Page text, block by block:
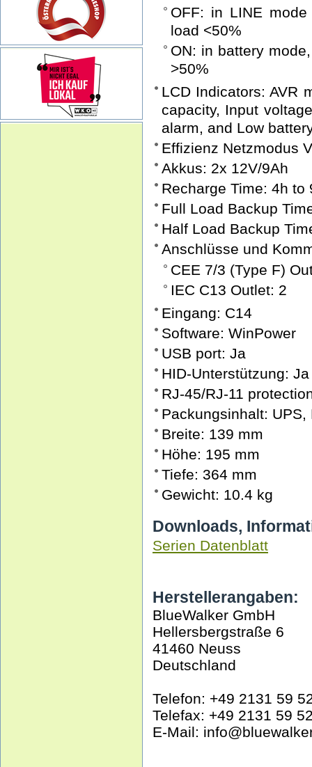
OFF: in LINE
load <50%
ON: in battery
>50%
LCD Indicators: AVR
capacity, Input
alarm, and Low
Effizienz Netzmodus
Akkus: 2x 12V/9Ah
Recharge Time: 4h to
Full Load Backup
Half Load Backup
Anschlüsse und
CEE 7/3 (Type F)
IEC C13 Outlet: 2
Eingang: C14
Software: WinPower
USB port: Ja
HID-Unterstützung: Ja
RJ-45/RJ-11
Packungsinhalt:
Breite: 139 mm
Höhe: 195 mm
Tiefe: 364 mm
Gewicht: 10.4 kg
Downloads,
Serien Datenblatt
Herstellerangaben:
BlueWalker GmbH
Hellersbergstraße 6
41460 Neuss
Deutschland
Telefon: +49 2131 59
Telefax: +49 2131 59
E-Mail: